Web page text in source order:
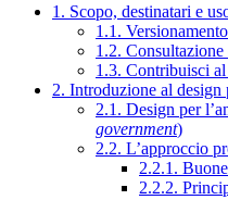
1. Scopo, destinatari e
1.1.
1.2. Consultazione
1.3. Contribuisci
2. Introduzione al
2.1. Design per
government)
2.2. L’approccio
2.2.1.
2.2.2.